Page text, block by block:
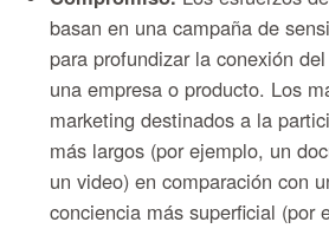
basan en una campaña de
para profundizar la conexión
una empresa o producto. Los
marketing destinados a la
más largos (por ejemplo, un
un video) en comparación con
conciencia más superficial (por